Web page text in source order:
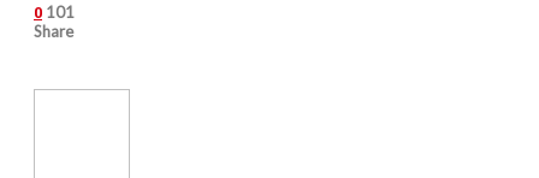
0 101
Share